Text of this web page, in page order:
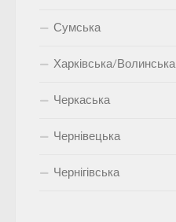
Сумська
Харківська/Волинська
Черкаська
Чернівецька
Чернігівська